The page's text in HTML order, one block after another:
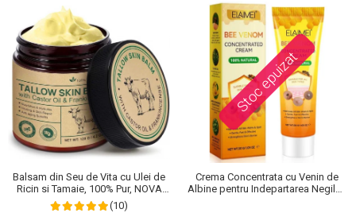
Balsam din Seu de Vita cu Ulei de
Ricin si Tamaie, 100% Pur, NOVA
KISS®, 120 g(10)
Stoc epuizat
Crema Concentrata cu Venin de
Albine pentru Indepartarea Negilor,